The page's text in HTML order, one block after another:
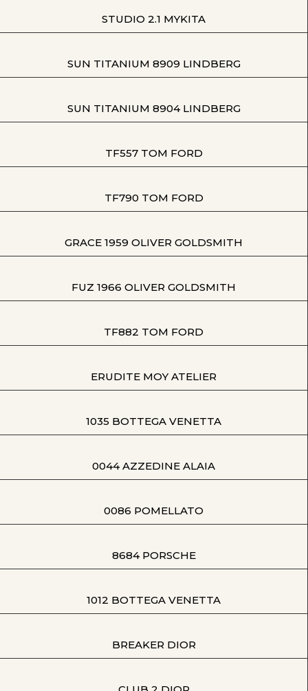
STUDIO 2.1 MYKITA
SUN TITANIUM 8909 LINDBERG
SUN TITANIUM 8904 LINDBERG
TF557 TOM FORD
TF790 TOM FORD
GRACE 1959 OLIVER GOLDSMITH
FUZ 1966 OLIVER GOLDSMITH
TF882 TOM FORD
ERUDITE MOY ATELIER
1035 BOTTEGA VENETTA
0044 AZZEDINE ALAIA
0086 POMELLATO
8684 PORSCHE
1012 BOTTEGA VENETTA
BREAKER DIOR